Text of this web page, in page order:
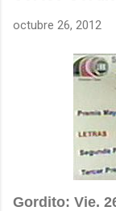
octubre 26, 2012
Gordito: Vie.